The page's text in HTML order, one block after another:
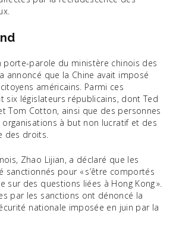
porte-parole du ministère chinois des
annoncé que la Chine avait imposé
américains. Parmi ces
six législateurs républicains, dont Ted
Tom Cotton, ainsi que des personnes
à but non lucratif et des
des droits.
Zhao Lijian, a déclaré que les
sanctionnés pour « s’être comportés
sur des questions liées à Hong Kong ».
par les sanctions ont dénoncé la
nationale imposée en juin par la